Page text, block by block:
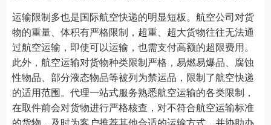
运输限制多也是国际航空快递的明显短板。航空公司对货
物的重量、体积有严格限制，超重、超大货物往往无法通
过航空运输，即使可以运输，也需支付高额的超限费用。
此外，航空运输对货物种类限制严格，易燃易爆品、腐蚀
性物品、部分液态物品等被列为禁运品，限制了航空快递
的适用范围。代理一站式服务熟悉航空运输的各类限制，
在取件前会对货物进行严格核查，对不符合航空运输标准